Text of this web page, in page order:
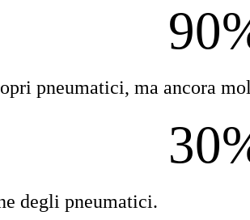
pneumatici, ma ancora
degli pneumatici.